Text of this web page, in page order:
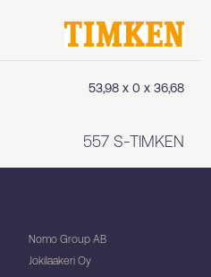
53,98 x 0 x 36,68
557 S-TIMKEN
Nomo Group AB
Jokilaakeri Oy